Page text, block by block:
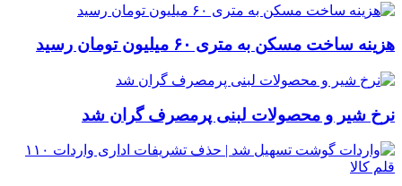
هزینه ساخت مسکن به متری ۶۰ میلیون تومان رسید
نرخ شیر و محصولات لبنی پرمصرف گران شد